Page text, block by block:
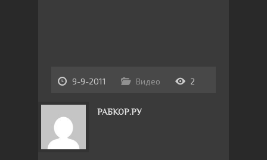
9-9-2011 Видео 2
РАБКОР.РУ